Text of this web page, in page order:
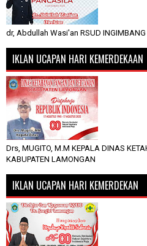
dr, Abdullah Wasi'an RSUD
IKLAN UCAPAN HARI KEMERDEKAAN
Drs, MUGITO, M.M KEPALA DINAS
KABUPATEN LAMONGAN
IKLAN UCAPAN HARI KEMERDEKAN